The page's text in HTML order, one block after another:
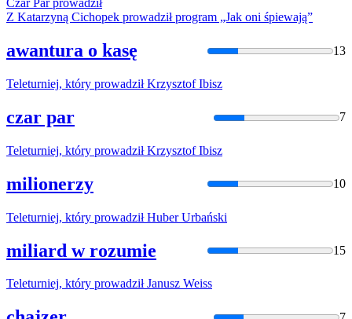
Czar Parprowadził
Z Katarzyną Cichopek prowadziłprogram „Jak oni śpiewają”
awantura o kasę 13
Teleturniej, który prowadziłKrzysztof Ibisz
czar par 7
Teleturniej, który prowadziłKrzysztof Ibisz
milionerzy 10
Teleturniej, który prowadziłHuber Urbański
miliard w rozumie 15
Teleturniej, który prowadziłJanusz Weiss